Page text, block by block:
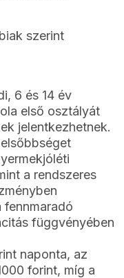
szerint
6 és 14 év
első osztályát
jelentkezhetnek.
a rendszeres
fennmaradó
függvényében
naponta, az
forint, míg a